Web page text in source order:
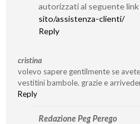
autorizzati al seguente link
sito/assistenza-clienti/
Reply
cristina
volevo sapere gentilmente se
vestitini bambole. grazie e
Reply
Redazione Peg Perego